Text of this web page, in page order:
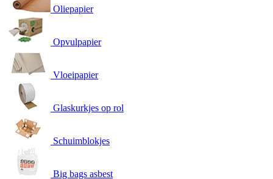
Oliepapier
Opvulpapier
Vloeipapier
Glaskurkjes op rol
Schuimblokjes
Big bags asbest